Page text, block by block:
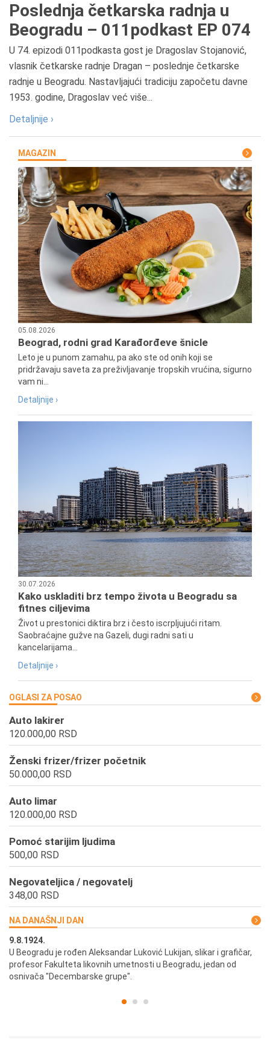
Poslednja četkarska radnja u
Beogradu – 011podkast EP 074
U 74. epizodi 011podkasta gost je Dragoslav Stojanović,
vlasnik četkarske radnje Dragan – poslednje četkarske
radnje u Beogradu. Nastavljajući tradiciju započetu davne
1953. godine, Dragoslav već više...
Detaljnije ›
MAGAZIN
05.08.2026
Beograd, rodni grad Karađorđeve šnicle
Leto je u punom zamahu, pa ako ste od onih koji se
pridržavaju saveta za preživljavanje tropskih vrućina, sigurno
vam ni...
Detaljnije ›
30.07.2026
Kako uskladiti brz tempo života u Beogradu sa
fitnes ciljevima
Život u prestonici diktira brz i često iscrpljujući ritam.
Saobraćajne gužve na Gazeli, dugi radni sati u
kancelarijama...
Detaljnije ›
OGLASI ZA POSAO
Auto lakirer
120.000,00 RSD
Ženski frizer/frizer početnik
50.000,00 RSD
Auto limar
120.000,00 RSD
Pomoć starijim ljudima
500,00 RSD
Negovateljica / negovatelj
348,00 RSD
NA DANAŠNJI DAN
9.8.1924.
U Beogradu je rođen Aleksandar Luković Lukijan, slikar i grafičar,
profesor Fakulteta likovnih umetnosti u Beogradu, jedan od
osnivača "Decembarske grupe".